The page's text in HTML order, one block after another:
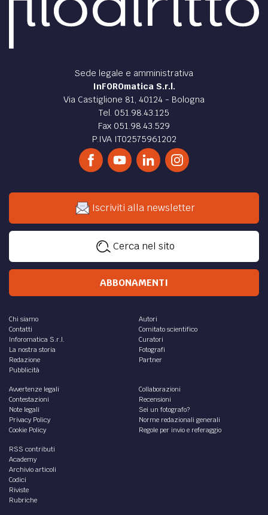
Sede legale e amministrativa
InFOROmatica S.r.l.
Via Castiglione 81, 40124 - Bologna
Tel. 051.98.43.125
Fax 051.98.43.529
P.IVA IT02575961202
Iscriviti alla newsletter
Cerca nel sito
ABBONAMENTI
Chi siamo
Contatti
Inforomatica S.r.l.
La nostra storia
Redazione
Pubblicità
Autori
Comitato scientifico
Curatori
Fotografi
Partner
Avvertenze legali
Contestazioni
Note legali
Privacy Policy
Cookie Policy
Collaborazioni
Recensioni
Sei un fotografo?
Norme redazionali generali
Regole per invio e referaggio
RSS contributi
Academy
Archivio articoli
Codici
Riviste
Rubriche